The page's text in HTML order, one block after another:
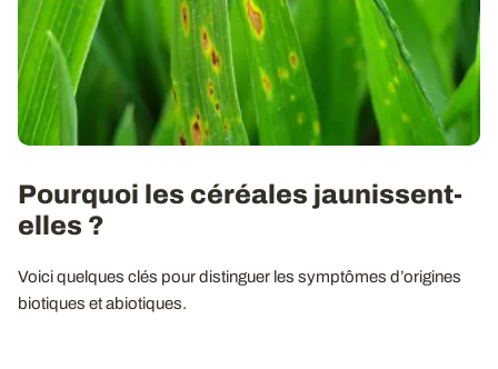
Pourquoi les céréales jaunissent-
elles ?
Voici quelques clés pour distinguer les symptômes d’origines
biotiques et abiotiques.